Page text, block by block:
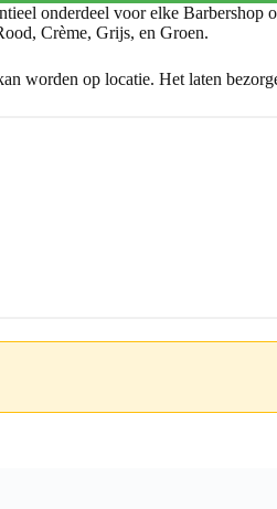
onderdeel voor elke
Crème, Grijs, en Groen.
worden op locatie. Het laten